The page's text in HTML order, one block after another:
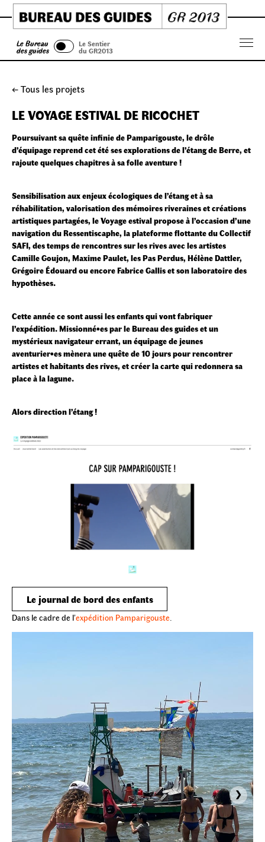
Skip
to
content
Le Bureau
des guides
Le Sentier
du GR2013
← Tous les projets
LE VOYAGE ESTIVAL DE RICOCHET
Poursuivant sa quête infinie de Pamparigouste, le drôle
d’équipage reprend cet été ses explorations de l’étang de Berre, et
rajoute quelques chapitres à sa folle aventure !
Sensibilisation aux enjeux écologiques de l’étang et à sa
réhabilitation, valorisation des mémoires riveraines et créations
artistiques partagées, le Voyage estival propose à l’occasion d’une
navigation du Ressentiscaphe, la plateforme flottante du Collectif
SAFI, des temps de rencontres sur les rives avec les artistes
Camille Goujon, Maxime Paulet, les Pas Perdus, Hélène Dattler,
Grégoire Édouard ou encore Fabrice Gallis et son laboratoire des
hypothèses.
Cette année ce sont aussi les enfants qui vont fabriquer
l’expédition. Missionné•es par le Bureau des guides et un
mystérieux navigateur errant, un équipage de jeunes
aventurier•es mènera une quête de 10 jours pour rencontrer
artistes et habitants des rives, et créer la carte qui redonnera sa
place à la lagune.
Alors direction l’étang !
Le journal de bord des enfants
Dans le cadre de l’expédition Pamparigouste
›